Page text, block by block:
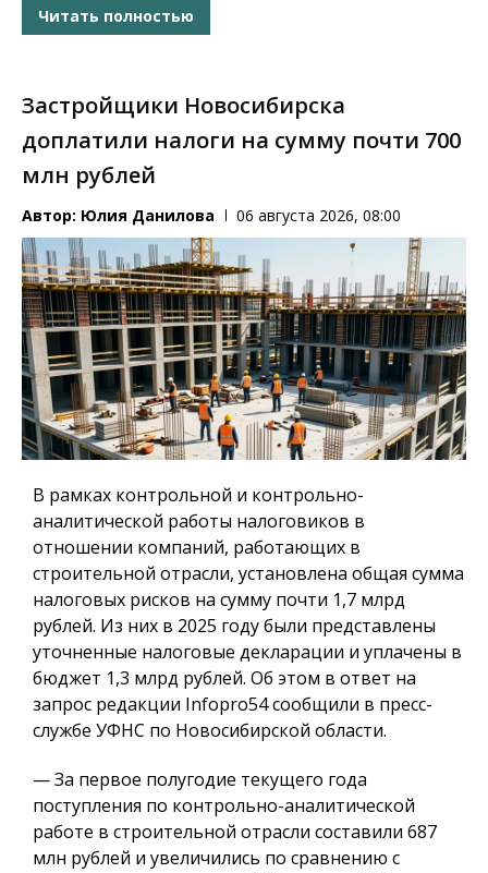
Читать полностью
Застройщики Новосибирска
доплатили налоги на сумму почти 700
млн рублей
Автор: Юлия Данилова 06 августа 2026, 08:00
В рамках контрольной и контрольно-
аналитической работы налоговиков в
отношении компаний, работающих в
строительной отрасли, установлена общая сумма
налоговых рисков на сумму почти 1,7 млрд
рублей. Из них в 2025 году были представлены
уточненные налоговые декларации и уплачены в
бюджет 1,3 млрд рублей. Об этом в ответ на
запрос редакции Infopro54 сообщили в пресс-
службе УФНС по Новосибирской области.
— За первое полугодие текущего года
поступления по контрольно-аналитической
работе в строительной отрасли составили 687
млн рублей и увеличились по сравнению с